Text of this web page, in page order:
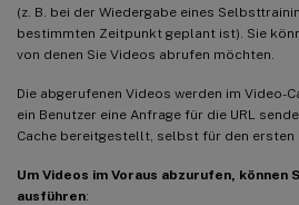
(z. B. bei der Wiedergabe eines
bestimmten Zeitpunkt geplant ist). Sie
von denen Sie Videos abrufen möchten.
Die abgerufenen Videos werden im Video-
ein Benutzer eine Anfrage für die URL
Cache bereitgestellt, selbst für den ersten
Um Videos im Voraus abzurufen, können
ausführen: